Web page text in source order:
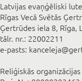
Latvijas evaņģēliski
Rīgas Vecā Svētās
Ģertrūdes iela 8, Rīga,
tālr. nr.: 22002211
e-pasts:
Reliģiskās organizācijas